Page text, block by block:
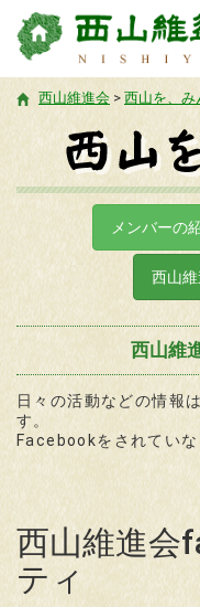
西山維進会 > 西山を、み
メンバーの
西山
西山維
日々の活動などの情報
す。
Facebookをされていな
西山維進会
ティ